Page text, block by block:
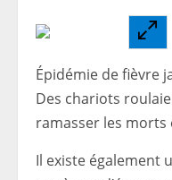
Épidémie de fièvre
Des chariots
ramasser les
Il existe également